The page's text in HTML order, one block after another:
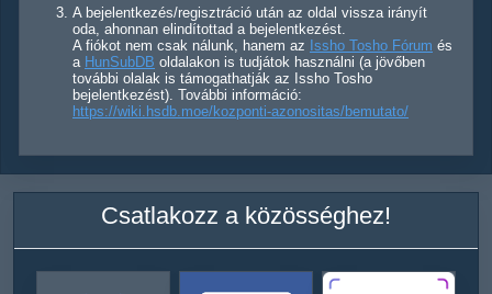
A bejelentkezés/regisztráció után az oldal vissza irányít
oda, ahonnan elindítottad a bejelentkezést.
A fiókot nem csak nálunk, hanem az Issho Tosho Fórum és
a HunSubDB oldalakon is tudjátok használni (a jövőben
további olalak is támogathatják az Issho Tosho
bejelentkezést). További információ:
https://wiki.hsdb.moe/kozponti-azonositas/bemutato/
Csatlakozz a közösséghez!